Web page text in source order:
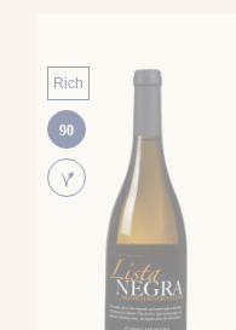
Rich
90